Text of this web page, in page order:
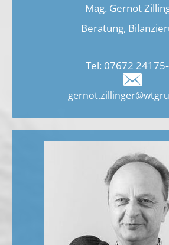
Mag. Gernot
Beratung,
Tel: 07672